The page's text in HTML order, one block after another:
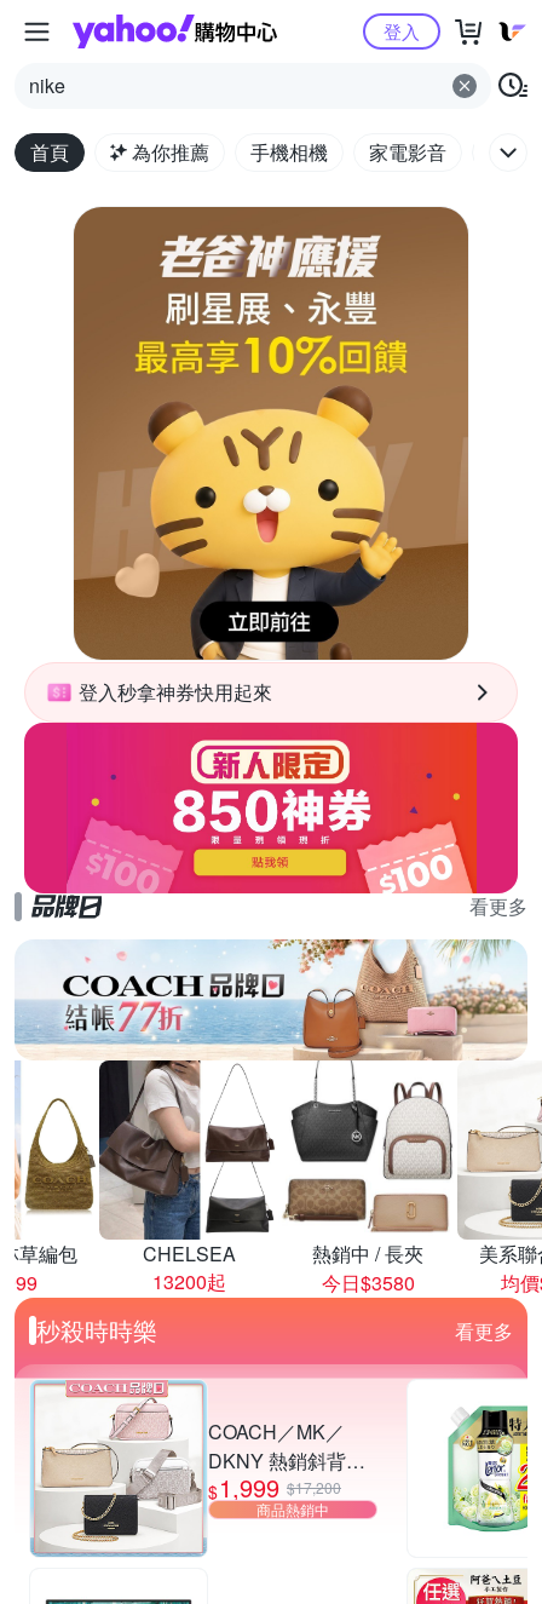
Yahoo購物中心
nike
登入
首頁 為你推薦 手機相機 家電影音 電腦
登入秒拿神券快用起來
看更多
草編包
CHELSEA
13200起
熱銷中 / 長夾
今日$3580
美系
均
秒殺時時樂 看更多
COACH／MK／
DKNY 熱銷斜背包.
小廢包 多款供選
$1,999 $17,200
商品熱銷中